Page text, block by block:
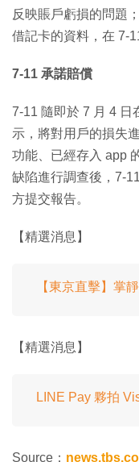
反映賬戶虧損的問題
借記卡的資料，在 7-
7-11 承諾賠償
7-11 隨即於 7 月 4 日
示，將對用戶的損失
功能、已經存入 app
缺陷進行調查後，7-
方提交報告。
【精選消息】
【東京直擊】掌
【精選消息】
LINE Pay 夥拍
Source：